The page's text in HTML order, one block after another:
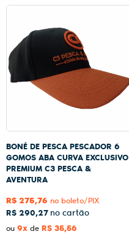
BONÉ DE PESCA PESCADOR 6
GOMOS ABA CURVA EXCLUSIVO
PREMIUM C3 PESCA &
AVENTURA
R$ 290,27
R$ 275,76 no boleto/PIX
ou 9x de R$ 35,56